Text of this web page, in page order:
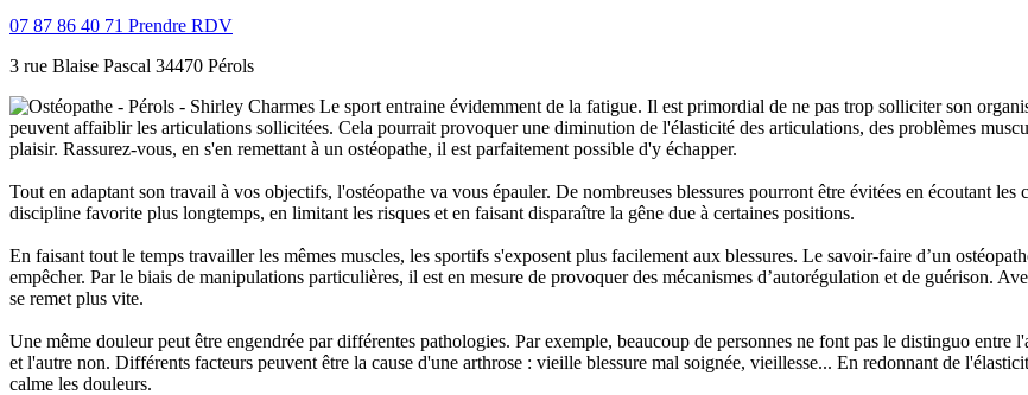
07 87 86 40 71 Prendre RDV
3 rue Blaise Pascal 34470 Pérols
Le sport entraine évidemment de la fatigue. Il est primordial de ne pas trop solliciter son
peuvent affaiblir les articulations sollicitées. Cela pourrait provoquer une diminution de l'élasticité des articulations, des problèmes
plaisir. Rassurez-vous, en s'en remettant à un ostéopathe, il est parfaitement possible d'y échapper.
Tout en adaptant son travail à vos objectifs, l'ostéopathe va vous épauler. De nombreuses blessures pourront être évitées en écoutant
discipline favorite plus longtemps, en limitant les risques et en faisant disparaître la gêne due à certaines positions.
En faisant tout le temps travailler les mêmes muscles, les sportifs s'exposent plus facilement aux blessures. Le savoir-faire d’un
empêcher. Par le biais de manipulations particulières, il est en mesure de provoquer des mécanismes d’autorégulation et de guérison.
se remet plus vite.
Une même douleur peut être engendrée par différentes pathologies. Par exemple, beaucoup de personnes ne font pas le distinguo
et l'autre non. Différents facteurs peuvent être la cause d'une arthrose : vieille blessure mal soignée, vieillesse... En redonnant de
calme les douleurs.